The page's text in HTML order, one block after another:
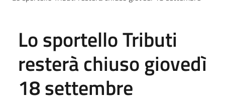
Lo sportello Tributi
resterà chiuso giovedì
18 settembre